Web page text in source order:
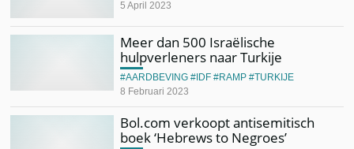
5 April 2023
Meer dan 500 Israëlische
hulpverleners naar Turkije
8 Februari 2023
AARDBEVING IDF RAMP TURKIJE
Bol.com verkoopt antisemitisch
boek ‘Hebrews to Negroes’